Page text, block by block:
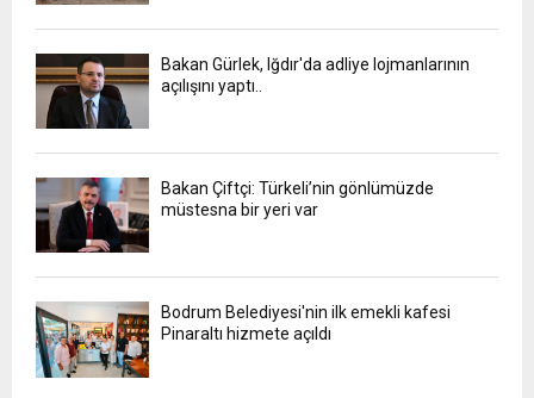
Bakan Gürlek, Iğdır'da adliye lojmanlarının
açılışını yaptı..
Bakan Çiftçi: Türkeli’nin gönlümüzde
müstesna bir yeri var
Bodrum Belediyesi'nin ilk emekli kafesi
Pinaraltı hizmete açıldı